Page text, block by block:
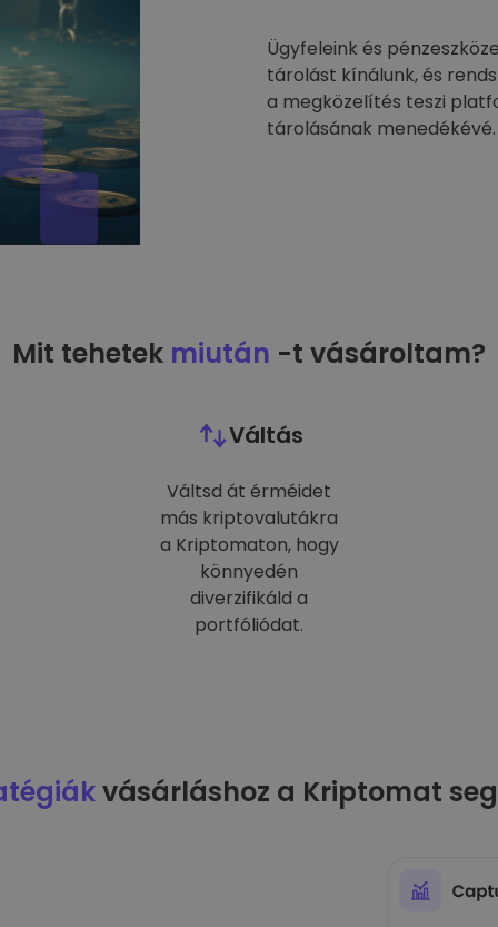
Ügyfeleink és
tárolást kínálunk, és
a megközelítés teszi
tárolásának menedékévé.
Mit tehetek miután -t vásároltam?
Váltás
Váltsd át érméidet
más kriptovalutákra
a Kriptomaton, hogy
könnyedén
diverzifikáld a
portfóliódat.
vásárláshoz a Kriptomat